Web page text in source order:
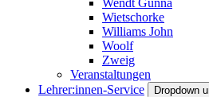
Wietschorke
Williams John
Woolf
Zweig
Veranstaltungen
Lehrer:innen-Service
Dropdown